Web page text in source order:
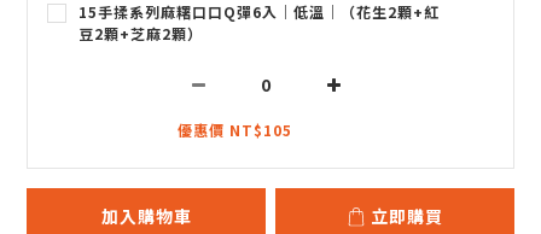
15手揉系列麻糬口口Q彈6入｜低溫｜（花生2顆+紅
豆2顆+芝麻2顆）
優惠價 NT$105
加入購物車 立即購買